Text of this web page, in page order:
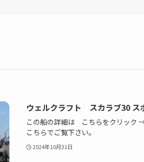
ウェルクラフト スカラブ30 ス
この船の詳細は こちらをクリック
こちらでご覧下さい。
2024年10月31日